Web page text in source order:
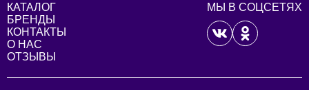
КАТАЛОГ
БРЕНДЫ
КОНТАКТЫ
О НАС
ОТЗЫВЫ
МЫ В СОЦСЕТЯХ